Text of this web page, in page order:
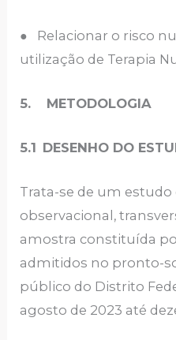
● Relacionar o risco
utilização de Terapia
5. METODOLOGIA
5.1 DESENHO DO
Trata-se de um
observacional,
amostra constituída
admitidos no pronto-
público do Distrito
agosto de 2023 até